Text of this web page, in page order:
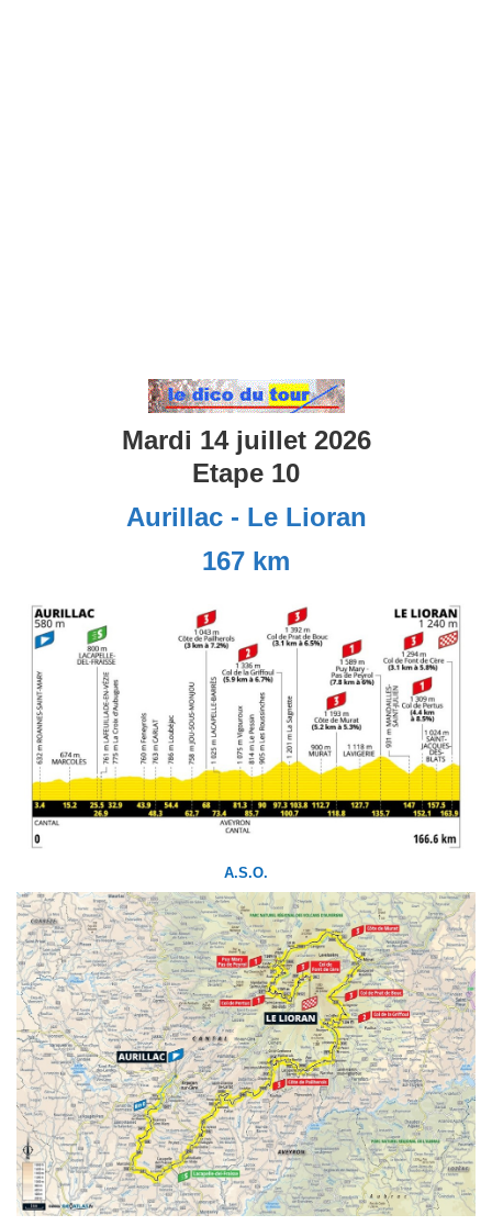
Mardi 14 juillet 2026
Etape 10
Aurillac - Le Lioran
167 km
A.S.O.